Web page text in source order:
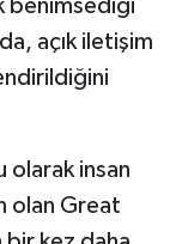
benimsediği
açık iletişim
olarak insan
olan Great